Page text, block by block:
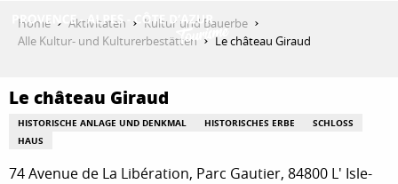
AKTIVITÄTEN
Home Aktivitäten
Kultur und Bauerbe
Alle Kultur- und Kulturerbestätten
Le château Giraud
Le château Giraud
HISTORISCHE ANLAGE UND DENKMAL HISTORISCHES ERBE
SCHLOSS
HAUS
74 Avenue de La Libération, Parc Gautier, 84800 L' Isle-